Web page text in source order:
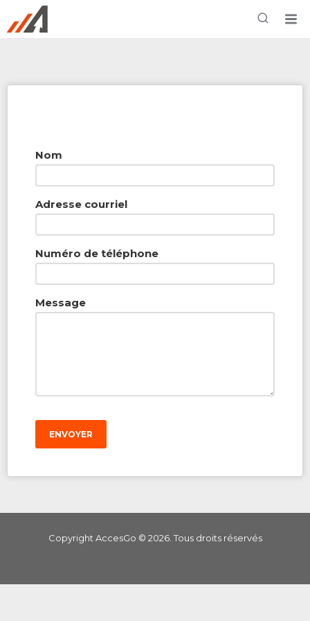
Rechercher à proximité - Entreprise / Rabais /
Services
Nom
Adresse courriel
Numéro de téléphone
Message
ENVOYER
Copyright AccesGo © 2026. Tous droits réservés